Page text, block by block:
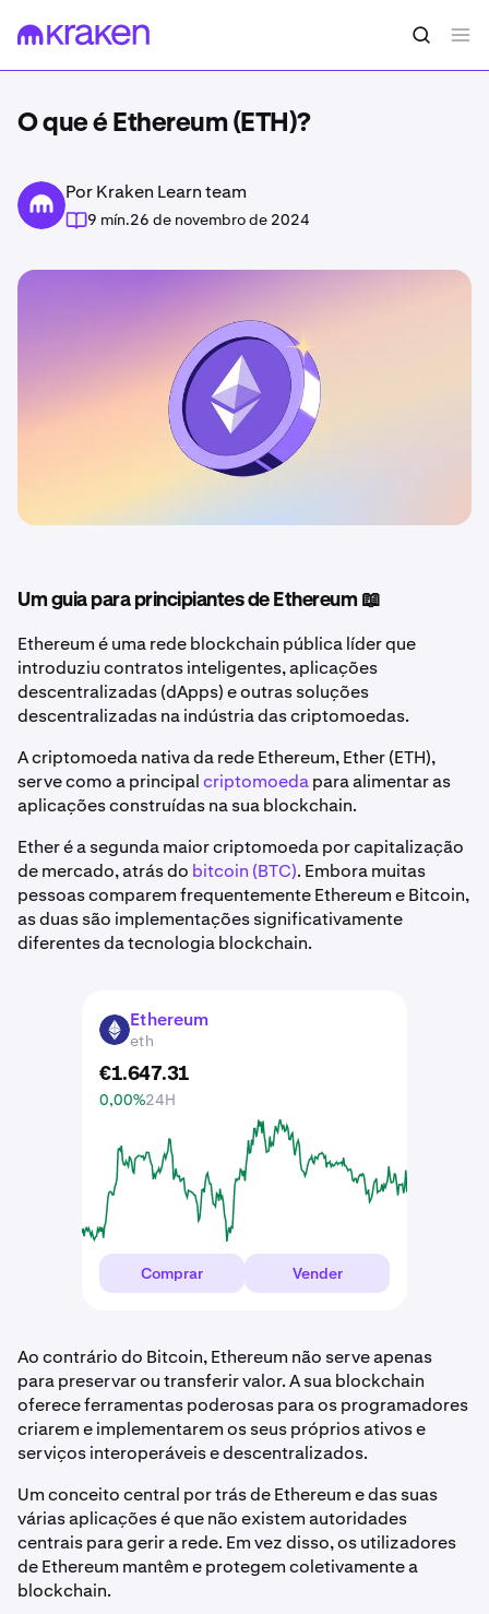
O que é Ethereum (ETH)?
Por Kraken Learn team
9 mín.26 de novembro de 2024
Um guia para principiantes de Ethereum 📖
Ethereum é uma rede blockchain pública líder que
introduziu contratos inteligentes, aplicações
descentralizadas (dApps) e outras soluções
descentralizadas na indústria das criptomoedas.
A criptomoeda nativa da rede Ethereum, Ether (ETH),
serve como a principalcriptomoedapara alimentar as
aplicações construídas na sua blockchain.
Ether é a segunda maior criptomoeda por capitalização
de mercado, atrás do bitcoin (BTC). Embora muitas
pessoas comparem frequentemente Ethereum e Bitcoin,
as duas são implementações significativamente
diferentes da tecnologia blockchain.
ETH Ethereum
eth
€1.647.31
0,00%24H
Comprar Vender
Ao contrário do Bitcoin, Ethereum não serve apenas
para preservar ou transferir valor. A sua blockchain
oferece ferramentas poderosas para os programadores
criarem e implementarem os seus próprios ativos e
serviços interoperáveis e descentralizados.
Um conceito central por trás de Ethereum e das suas
várias aplicações é que não existem autoridades
centrais para gerir a rede. Em vez disso, os utilizadores
de Ethereum mantêm e protegem coletivamente a
blockchain.